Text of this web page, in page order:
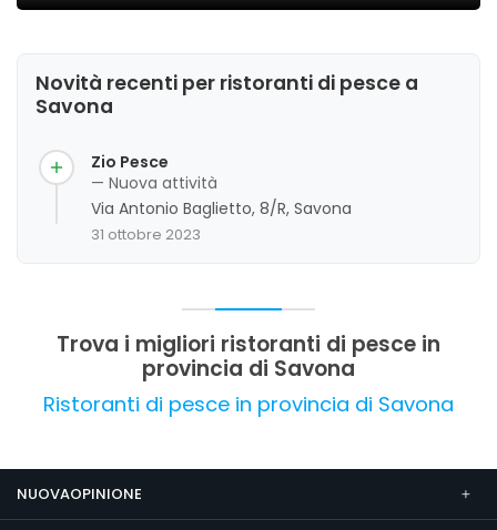
Novità recenti per ristoranti di pesce a
Savona
Zio Pesce
— Nuova attività
Via Antonio Baglietto, 8/R, Savona
31 ottobre 2023
Trova i migliori ristoranti di pesce in
provincia di Savona
Ristoranti di pesce in provincia di Savona
NUOVAOPINIONE